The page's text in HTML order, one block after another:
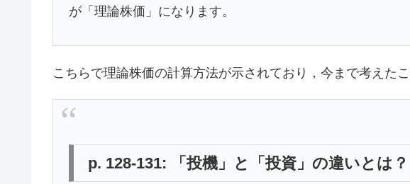
が「理論株価」になります。
こちらで理論株価の計算方法が示されており，今まで考えた
p. 128-131: 「投機」と「投資」の違いとは？